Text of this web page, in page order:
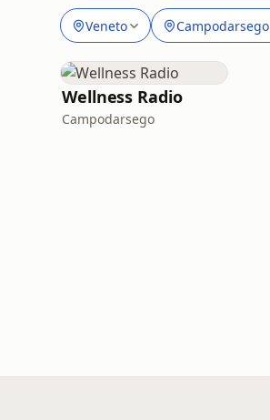
Veneto Campodarsego
Wellness Radio
Campodarsego